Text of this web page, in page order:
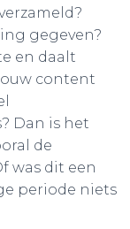
gegeven?
en daalt
content
Dan is het
de
was dit een
periode niets